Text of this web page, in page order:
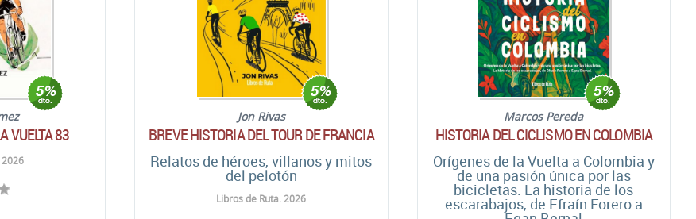
VUELTA 83
2026
Jon Rivas
BREVE HISTORIA DEL TOUR DE FRANCIA
Relatos de héroes, villanos y mitos
del pelotón
Libros de Ruta. 2026
Marcos Pereda
HISTORIA DEL CICLISMO EN COLOMBIA
Orígenes de la Vuelta a Colombia y
de una pasión única por las
bicicletas. La historia de los
escarabajos, de Efraín Forero a